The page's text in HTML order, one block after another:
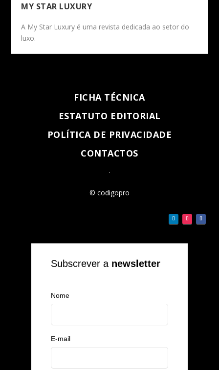
MY STAR LUXURY
A My Star Luxury é uma revista dedicada ao setor do
luxo.
FICHA TÉCNICA
ESTATUTO EDITORIAL
POLÍTICA DE PRIVACIDADE
CONTACTOS
.
© codigopro
Subscrever a newsletter
Nome
E-mail